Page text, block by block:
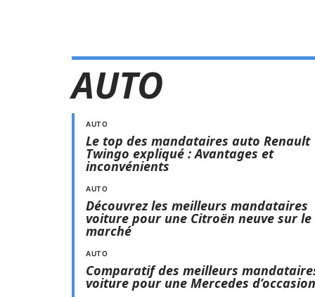
AUTO
AUTO
Le top des mandataires auto Renault
Twingo expliqué : Avantages et
inconvénients
AUTO
Découvrez les meilleurs mandataires
voiture pour une Citroën neuve sur le
marché
AUTO
Comparatif des meilleurs
voiture pour une Mercedes d’occasion